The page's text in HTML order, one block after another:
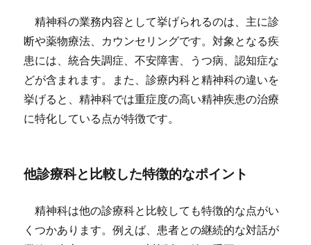
精神科の業務内容として挙げられるのは、主に診
断や薬物療法、カウンセリングです。対象となる疾
患には、統合失調症、不安障害、うつ病、認知症な
どが含まれます。また、診療内科と精神科の違いを
挙げると、精神科では重症度の高い精神疾患の治療
に特化している点が特徴です。
他診療科と比較した特徴的なポイント
精神科は他の診療科と比較しても特徴的な点がい
くつかあります。例えば、患者との継続的な対話が